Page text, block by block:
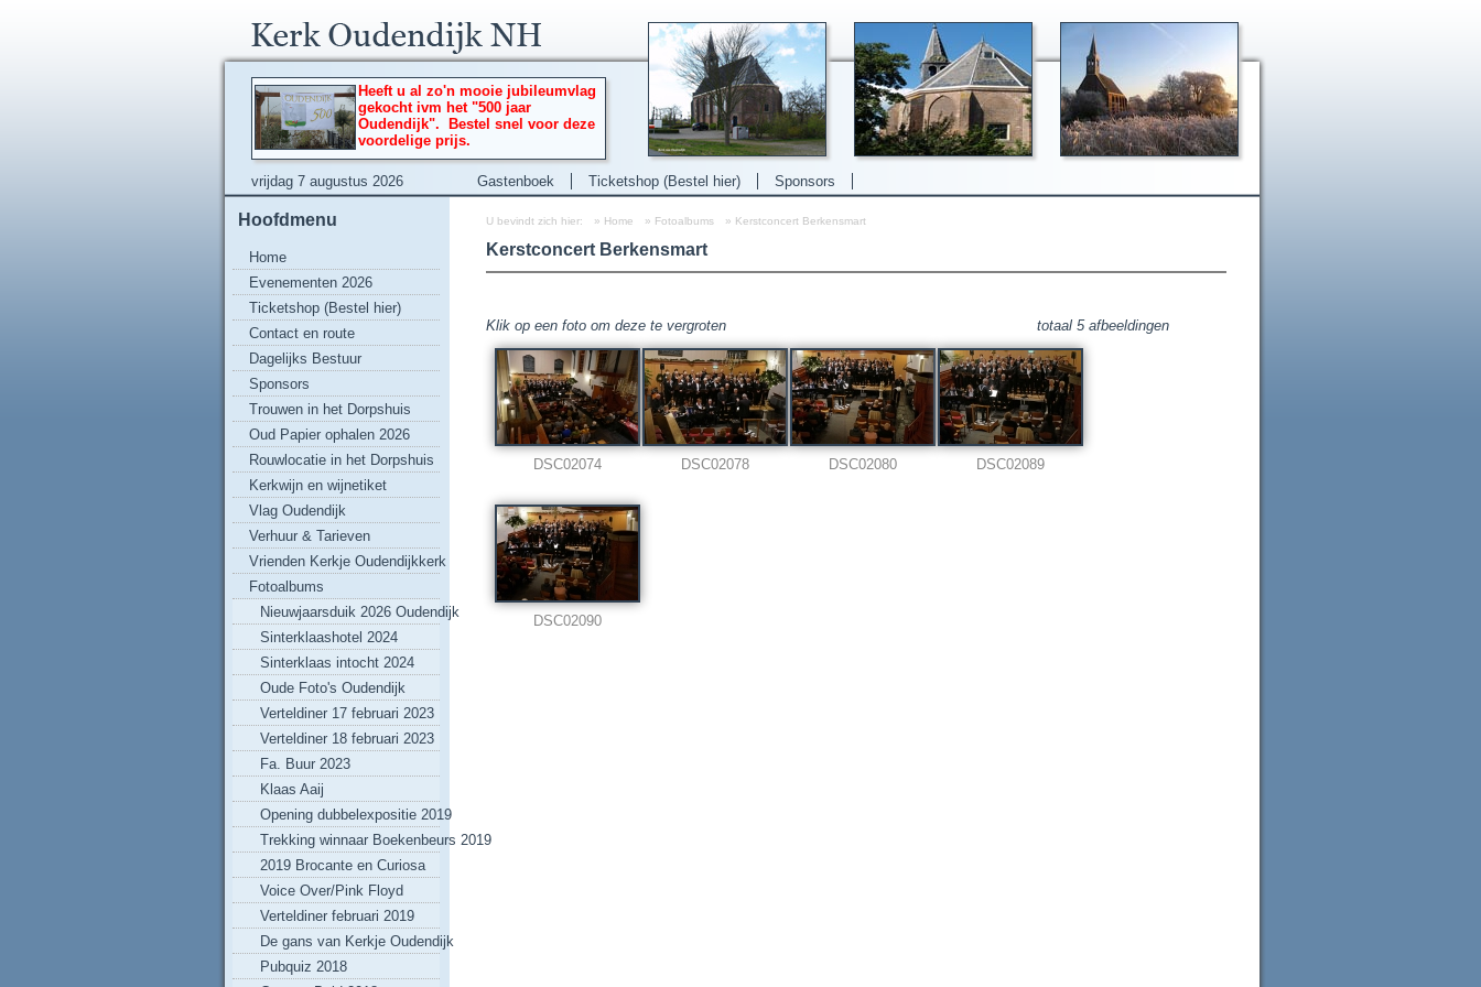
vrijdag 7 augustus 2026 Gastenboek Ticketshop (Bestel hier) Sponsors
Heeft u al zo'n mooie jubileumvlag
gekocht ivm het "500 jaar
Oudendijk". Bestel snel voor deze
voordelige prijs.
Hoofdmenu
Home
Evenementen 2026
Ticketshop (Bestel hier)
Contact en route
Dagelijks Bestuur
Sponsors
Trouwen in het Dorpshuis
Oud Papier ophalen 2026
Rouwlocatie in het Dorpshuis
Kerkwijn en wijnetiket
Vlag Oudendijk
Verhuur & Tarieven
Vrienden Kerkje Oudendijkkerk
Fotoalbums
Nieuwjaarsduik 2026 Oudendijk
Sinterklaashotel 2024
Sinterklaas intocht 2024
Oude Foto's Oudendijk
Verteldiner 17 februari 2023
Verteldiner 18 februari 2023
Fa. Buur 2023
Klaas Aaij
Opening dubbelexpositie 2019
Trekking winnaar Boekenbeurs 2019
2019 Brocante en Curiosa
Voice Over/Pink Floyd
Verteldiner februari 2019
De gans van Kerkje Oudendijk
Pubquiz 2018
U bevindt zich hier: » Home » Fotoalbums » Kerstconcert Berkensmart
Kerstconcert Berkensmart
Klik op een foto om deze te vergroten totaal 5 afbeeldingen
DSC02074 DSC02078 DSC02080 DSC02089
DSC02090